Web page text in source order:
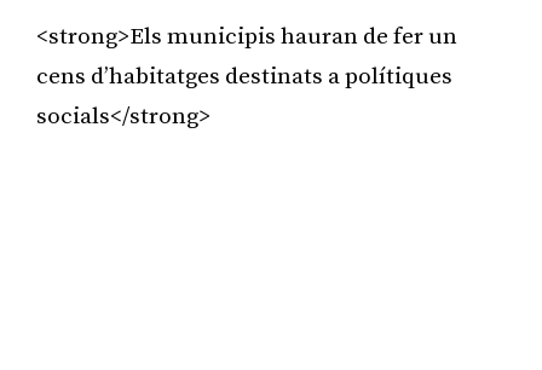
<strong>Els municipis hauran de fer un
cens d’habitatges destinats a polítiques
socials</strong>